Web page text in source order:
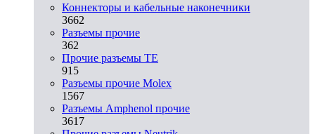
Коннекторы и кабельные наконечники
3662
Разъeмы прочие
362
Прочие разъемы TE
915
Разъемы прочие Molex
1567
Разъемы Amphenol прочие
3617